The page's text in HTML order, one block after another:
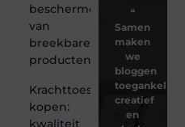
beschermen
van
breekbare
producten
Krachttoestel
kopen:
kwaliteit
❝
Samen
maken
we
bloggen
toegankelijk,
creatief
en